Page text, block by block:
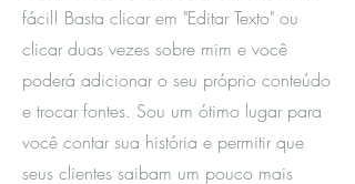
fácil! Basta clicar em "Editar Texto" ou
clicar duas vezes sobre mim e você
poderá adicionar o seu próprio conteúdo
e trocar fontes. Sou um ótimo lugar para
você contar sua história e permitir que
seus clientes saibam um pouco mais